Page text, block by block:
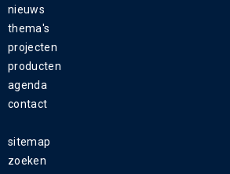
nieuws
thema's
projecten
producten
agenda
contact
sitemap
zoeken